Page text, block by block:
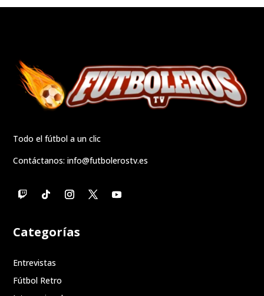
Todo el fútbol a un clic
Contáctanos:info@futbolerostv.es
Categorías
Entrevistas
Fútbol Retro